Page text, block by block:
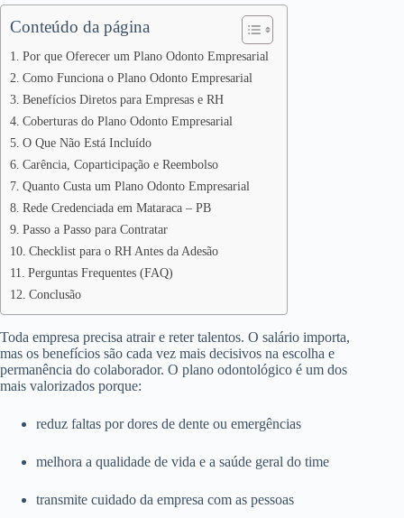
Conteúdo da página
Por que Oferecer um Plano Odonto Empresarial
Como Funciona o Plano Odonto Empresarial
Benefícios Diretos para Empresas e RH
Coberturas do Plano Odonto Empresarial
O Que Não Está Incluído
Carência, Coparticipação e Reembolso
Quanto Custa um Plano Odonto Empresarial
Rede Credenciada em Mataraca – PB
Passo a Passo para Contratar
Checklist para o RH Antes da Adesão
Perguntas Frequentes (FAQ)
Conclusão
Toda empresa precisa atrair e reter talentos. O salário importa,
mas os benefícios são cada vez mais decisivos na escolha e
permanência do colaborador. O plano odontológico é um dos
mais valorizados porque:
reduz faltas por dores de dente ou emergências
melhora a qualidade de vida e a saúde geral do time
transmite cuidado da empresa com as pessoas